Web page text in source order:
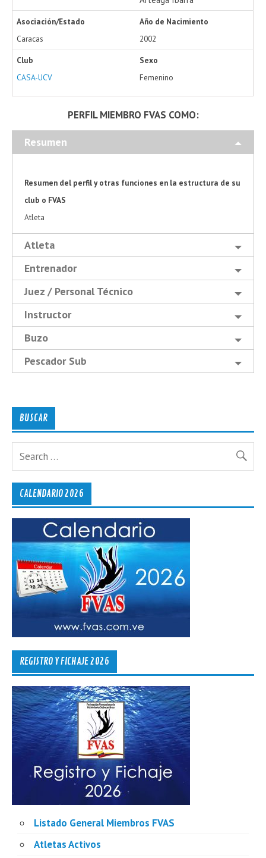
Asociación/Estado
Caracas
Año de Nacimiento
2002
Club
CASA-UCV
Sexo
Femenino
PERFIL MIEMBRO FVAS COMO:
Resumen
Resumen del perfil y otras funciones en la estructura de su
club o FVAS
Atleta
Atleta
Entrenador
Juez / Personal Técnico
Instructor
Buzo
Pescador Sub
BUSCAR
CALENDARIO 2026
REGISTRO Y FICHAJE 2026
Listado General Miembros FVAS
Atletas Activos